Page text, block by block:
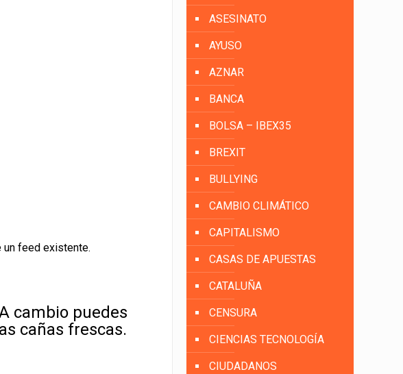
un feed existente.
cambio puedes
cañas frescas.
ASESINATO
AYUSO
AZNAR
BANCA
BOLSA – IBEX35
BREXIT
BULLYING
CAMBIO CLIMÁTICO
CAPITALISMO
CASAS DE APUESTAS
CATALUÑA
CENSURA
CIENCIAS TECNOLOGÍA
CIUDADANOS